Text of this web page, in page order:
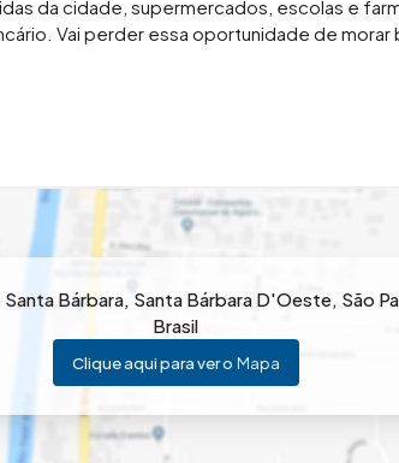
da cidade, supermercados, escolas e
Vai perder essa oportunidade de morar
liga! Imovibe Imóveis (19) 3648-8494 A
Santa Bárbara,Santa Bárbara D'Oeste, São
Brasil
Clique aqui para ver o Mapa